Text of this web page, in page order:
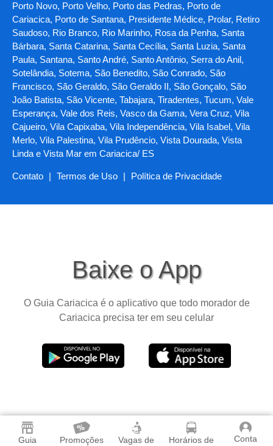
Guia Promoções Vagas de Horários de Conta
Porto Novo, Porto Velho, Porto das Pedras, Porto de
Cariacica, Porto de Santana, Presidente Médice, Prolar, Retiro
Saudoso, Rio Branco, Rio Marinho, Rosa da Penha, Santa
Bárbara, Santa Catarina, Santa Cecília, Santa Luzia, Santa
Paula, Santana, Santo André, Santo Antônio, Serra do Anil,
Sotelândia, Sotema, São Benedito, São Conrado, São
Francisco, São Geraldo, São Geraldo II, São Gonçalo, São
João Batista, São Vicente, Tabajara, Tiradentes, Tucum, Vale
Esperança, Vale dos Reis, Vasco da Gama, Vera Cruz, Vila
Cajueiro, Vila Capixaba, Vila Independência, Vila Isabel, Vila
Merlo, Vila Palestina, Vila Prudêncio, Vista Dourada, Vista
Linda e Vista Mar em Cariacica/ ES
Contato | Termos de Uso | Política de Privacidade
Baixe o App
O Guia Cariacica é o aplicativo que todo morador de
Cariacica precisa ter em seu celular